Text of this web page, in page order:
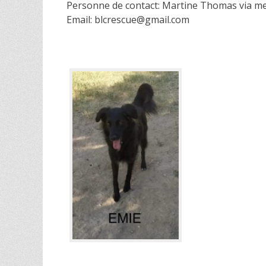
Personne de contact: Martine Thomas via
Email: blcrescue@gmail.com